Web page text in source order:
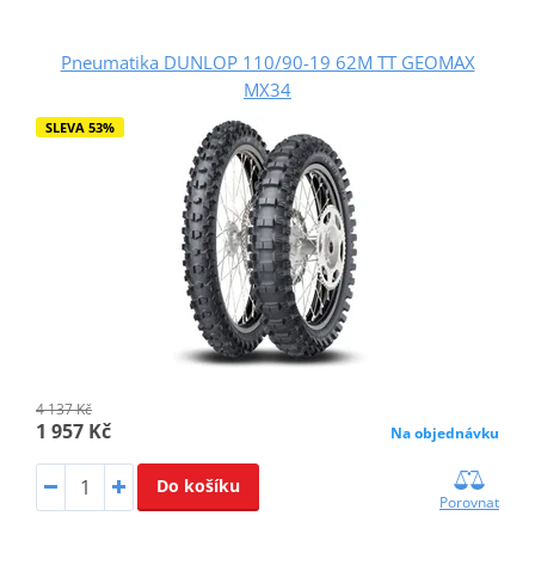
Pneumatika DUNLOP 110/90-19 62M TT GEOMAX
MX34
SLEVA 53%
4 137 Kč
1 957 Kč Na objednávku
Do košíku
Porovnat